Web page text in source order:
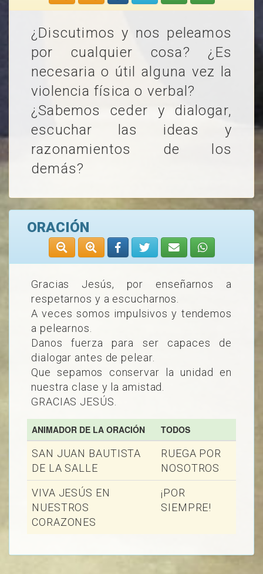
¿Discutimos y nos peleamos
por cualquier cosa? ¿Es
necesaria o útil alguna vez la
violencia física o verbal?
¿Sabemos ceder y dialogar,
escuchar las ideas y
razonamientos de los
demás?
ORACIÓN
Gracias Jesús, por enseñarnos a
respetarnos y a escucharnos.
A veces somos impulsivos y tendemos
a pelearnos.
Danos fuerza para ser capaces de
dialogar antes de pelear.
Que sepamos conservar la unidad en
nuestra clase y la amistad.
GRACIAS JESÚS.
ANIMADOR DE LA ORACIÓN TODOS
SAN JUAN BAUTISTA
DE LA SALLE
RUEGA POR
NOSOTROS
VIVA JESÚS EN
NUESTROS
CORAZONES
¡POR
SIEMPRE!